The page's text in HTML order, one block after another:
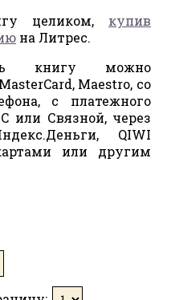
целиком, купив
на Литрес.
книгу можно
Maestro, со
с платежного
или Связной, через
QIWI
или другим